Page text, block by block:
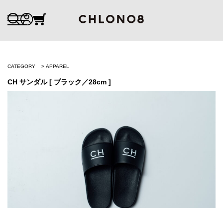
CATEGORY APPAREL
CH サンダル [ ブラック／28cm ]